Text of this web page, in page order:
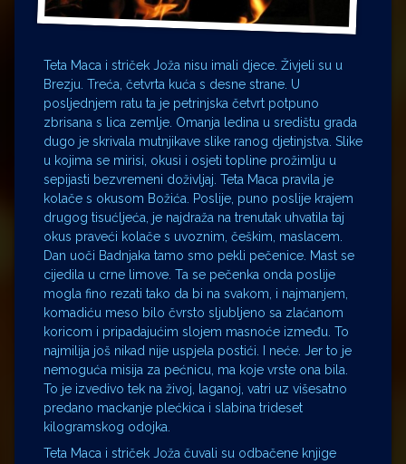
Teta Maca i striček Joža nisu imali djece. Živjeli su u
Brezju. Treća, četvrta kuća s desne strane. U
posljednjem ratu ta je petrinjska četvrt potpuno
zbrisana s lica zemlje. Omanja ledina u središtu grada
dugo je skrivala mutnjikave slike ranog djetinjstva. Slike
u kojima se mirisi, okusi i osjeti topline prožimlju u
sepijasti bezvremeni doživljaj. Teta Maca pravila je
kolače s okusom Božića. Poslije, puno poslije krajem
drugog tisućljeća, je najdraža na trenutak uhvatila taj
okus praveći kolače s uvoznim, češkim, maslacem.
Dan uoči Badnjaka tamo smo pekli pečenice. Mast se
cijedila u crne limove. Ta se pečenka onda poslije
mogla fino rezati tako da bi na svakom, i najmanjem,
komadiću meso bilo čvrsto sljubljeno sa zlaćanom
koricom i pripadajućim slojem masnoće između. To
najmilija još nikad nije uspjela postići. I neće. Jer to je
nemoguća misija za pećnicu, ma koje vrste ona bila.
To je izvedivo tek na živoj, laganoj, vatri uz višesatno
predano mackanje plećkica i slabina trideset
kilogramskog odojka.
Teta Maca i striček Joža čuvali su odbačene knjige